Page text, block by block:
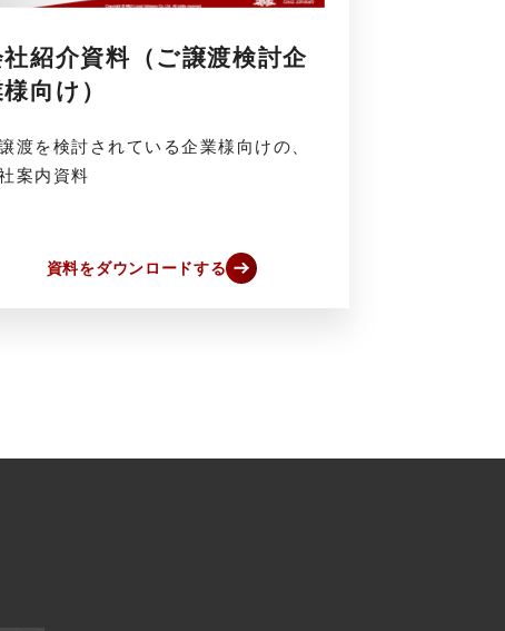
社紹介資料（ご譲渡検討企
向け）
渡を検討されている企業様向けの、
案内資料
資料をダウンロードする